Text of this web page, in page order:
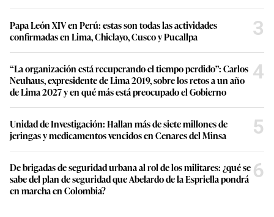
Papa León XIV en Perú: estas son todas las actividades
confirmadas en Lima, Chiclayo, Cusco y Pucallpa
3
“La organización está recuperando el tiempo perdido”: Carlos
Neuhaus, expresidente de Lima 2019, sobre los retos a un año
de Lima 2027 y en qué más está preocupado el Gobierno
4
Unidad de Investigación: Hallan más de siete millones de
jeringas y medicamentos vencidos en Cenares del Minsa
5
De brigadas de seguridad urbana al rol de los militares: ¿qué se
sabe del plan de seguridad que Abelardo de la Espriella pondrá
en marcha en Colombia?
6